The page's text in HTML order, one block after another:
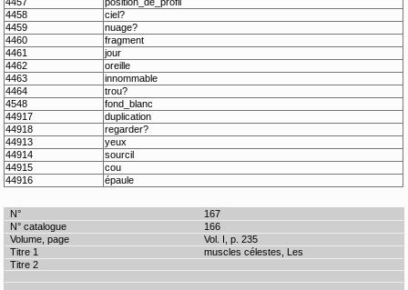
4458
ciel?
4459
nuage?
4460
fragment
4461
jour
4462
oreille
4463
innommable
4464
trou?
4548
fond_blanc
44917
duplication
44918
regarder?
44913
yeux
44914
sourcil
44915
cou
44916
épaule
167
166
Vol. I, p. 235
muscles célestes, Les